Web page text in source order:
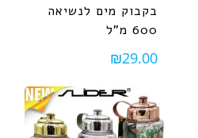
בקבוק מים לנשיאה
600 מ"ל
₪29.00